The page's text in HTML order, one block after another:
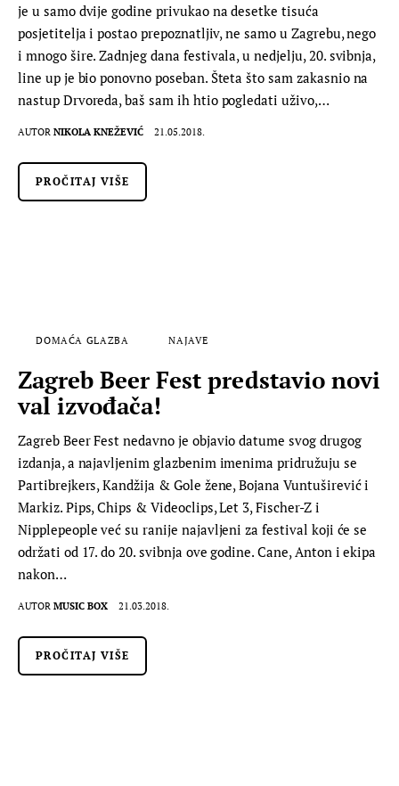
je u samo dvije godine privukao na desetke tisuća
posjetitelja i postao prepoznatljiv, ne samo u Zagrebu, nego
i mnogo šire. Zadnjeg dana festivala, u nedjelju, 20. svibnja,
line up je bio ponovno poseban. Šteta što sam zakasnio na
nastup Drvoreda, baš sam ih htio pogledati uživo,…
AUTOR NIKOLA KNEŽEVIĆ 21.05.2018.
PROČITAJ VIŠE
DOMAĆA GLAZBA NAJAVE
Zagreb Beer Fest predstavio novi
val izvođača!
Zagreb Beer Fest nedavno je objavio datume svog drugog
izdanja, a najavljenim glazbenim imenima pridružuju se
Partibrejkers, Kandžija & Gole žene, Bojana Vuntuširević i
Markiz. Pips, Chips & Videoclips, Let 3, Fischer-Z i
Nipplepeople već su ranije najavljeni za festival koji će se
održati od 17. do 20. svibnja ove godine. Cane, Anton i ekipa
nakon…
AUTOR MUSIC BOX 21.03.2018.
PROČITAJ VIŠE